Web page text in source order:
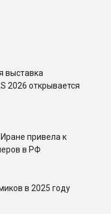
выставка
2026 открывается
привела к
в РФ
в 2025 году